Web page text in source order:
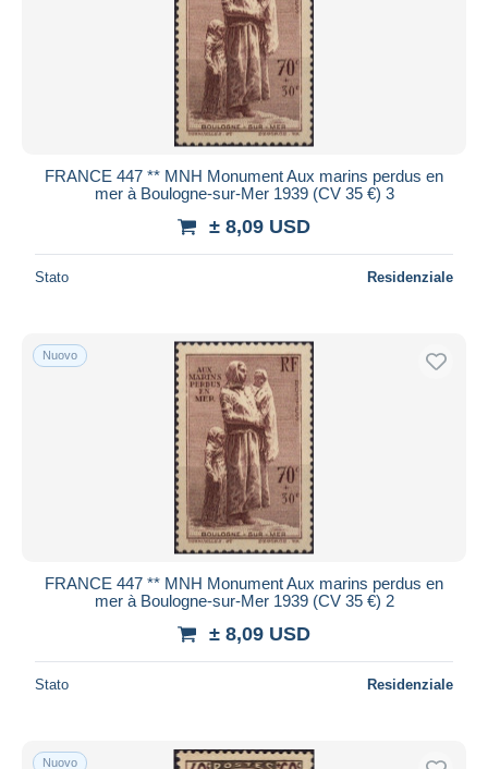
FRANCE 447 ** MNH Monument Aux marins perdus en
mer à Boulogne-sur-Mer 1939 (CV 35 €) 3
± 8,09 USD
Stato Residenziale
Nuovo
FRANCE 447 ** MNH Monument Aux marins perdus en
mer à Boulogne-sur-Mer 1939 (CV 35 €) 2
± 8,09 USD
Stato Residenziale
Nuovo